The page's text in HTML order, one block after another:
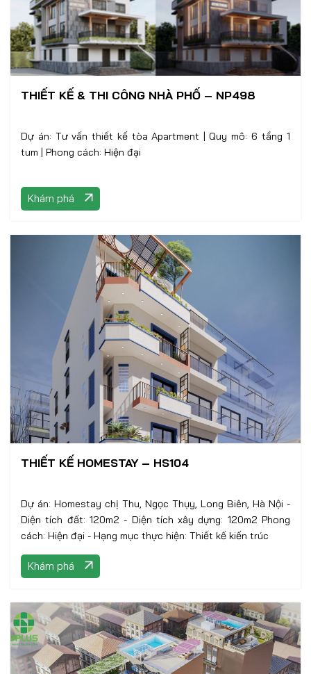
THIẾT KẾ & THI CÔNG NHÀ PHỐ – NP498
Dự án: Tư vấn thiết kế tòa Apartment | Quy mô: 6 tầng 1
tum | Phong cách: Hiện đại
Khám phá
THIẾT KẾ HOMESTAY – HS104
Dự án: Homestay chị Thu, Ngọc Thụy, Long Biên, Hà Nội -
Diện tích đất: 120m2 - Diện tích xây dựng: 120m2 Phong
cách: Hiện đại - Hạng mục thực hiện: Thiết kế kiến trúc
Khám phá